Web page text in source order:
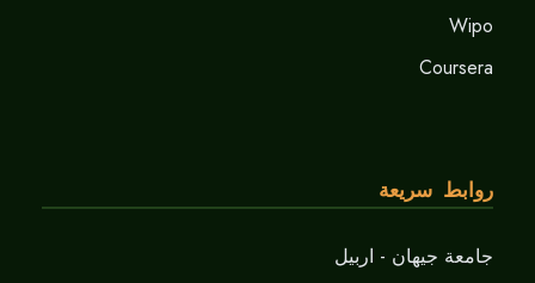
Wipo
Coursera
روابط سريعة
جامعة جيهان - اربيل